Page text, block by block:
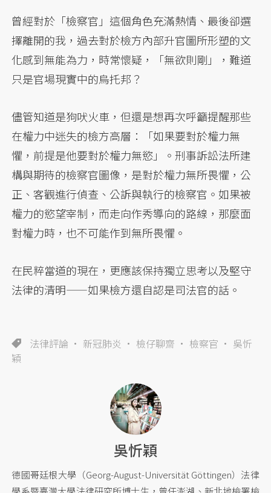
曾經對於「檢察官」這個角色充滿熱情、最後卻選
擇離開的我，過去對於檢方內部升官圖所形塑的文
化感到無能為力，時常懷疑，「無欲則剛」，難道
只是官場現實中的烏托邦？
儘管知道是狗吠火車，但還是想再次呼籲提醒那些
在權力中迷失的檢方高層：「如果要對於權力無
懼，前提是他要對於權力無慾」。刑事訴訟法所建
構與期待的檢察官圖像，是對於權力無所畏懼，公
正、客觀進行偵查、公訴與執行的檢察官。如果被
權力的慾望宰制，而走向作秀導向的路線，那麼面
對權力時，也不可能作到無所畏懼。
在民粹當道的現在，更應該保持獨立思考以及堅守
法律的清明——如果檢方還自認是司法官的話。
法律評論 新冠肺炎 檢仔聊齋 檢察官
吳忻
穎
吳忻穎
德國哥廷根大學（Georg-August-Universität Göttingen）法律